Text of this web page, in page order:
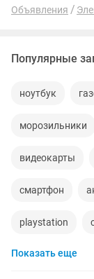
Объявления
Популярные
ноутбук
морозильники
видеокарты
смартфон
playstation
беспроводные
Показать еще